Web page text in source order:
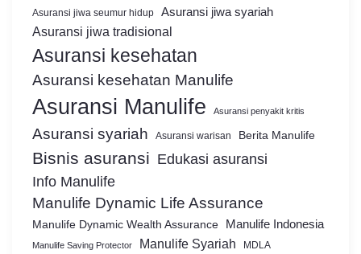
Asuransi jiwa seumur hidup Asuransi jiwa syariah
Asuransi jiwa tradisional
Asuransi kesehatan
Asuransi kesehatan Manulife
Asuransi Manulife Asuransi penyakit kritis
Asuransi syariah Asuransi warisan Berita Manulife
Bisnis asuransi Edukasi asuransi
Info Manulife
Manulife Dynamic Life Assurance
Manulife Dynamic Wealth Assurance Manulife Indonesia
Manulife Saving Protector Manulife Syariah MDLA